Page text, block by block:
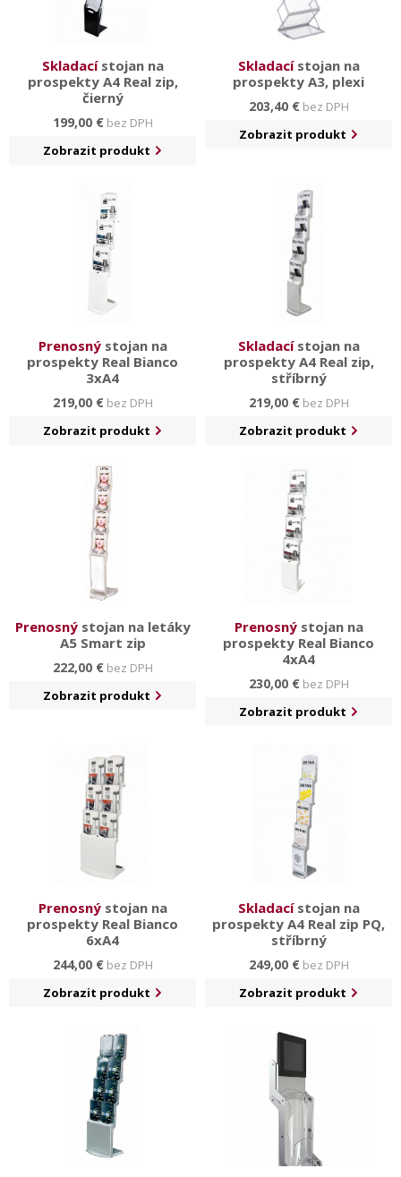
Skladacístojan na
prospekty A4 Real zip,
čierný
199,00 €bez DPH
Zobrazit produkt
Skladacístojan na
prospekty A3, plexi
203,40 €bez DPH
Zobrazit produkt
Prenosnýstojan na
prospekty Real Bianco
3xA4
219,00 €bez DPH
Zobrazit produkt
Skladacístojan na
prospekty A4 Real zip,
stříbrný
219,00 €bez DPH
Zobrazit produkt
Prenosnýstojan na letáky
A5 Smart zip
222,00 €bez DPH
Zobrazit produkt
Prenosnýstojan na
prospekty Real Bianco
4xA4
230,00 €bez DPH
Zobrazit produkt
Prenosnýstojan na
prospekty Real Bianco
6xA4
244,00 €bez DPH
Zobrazit produkt
Skladacístojan na
prospekty A4 Real zip PQ,
stříbrný
249,00 €bez DPH
Zobrazit produkt